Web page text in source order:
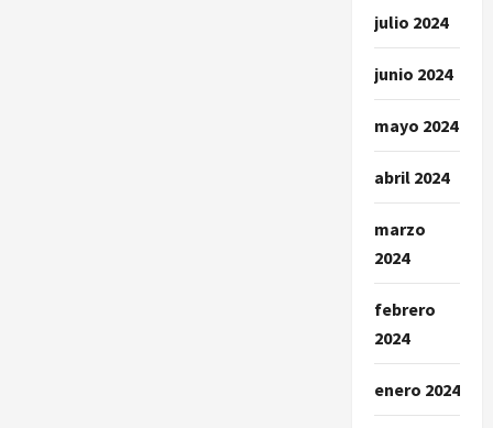
julio 2024
junio 2024
mayo 2024
abril 2024
marzo
2024
febrero
2024
enero 2024